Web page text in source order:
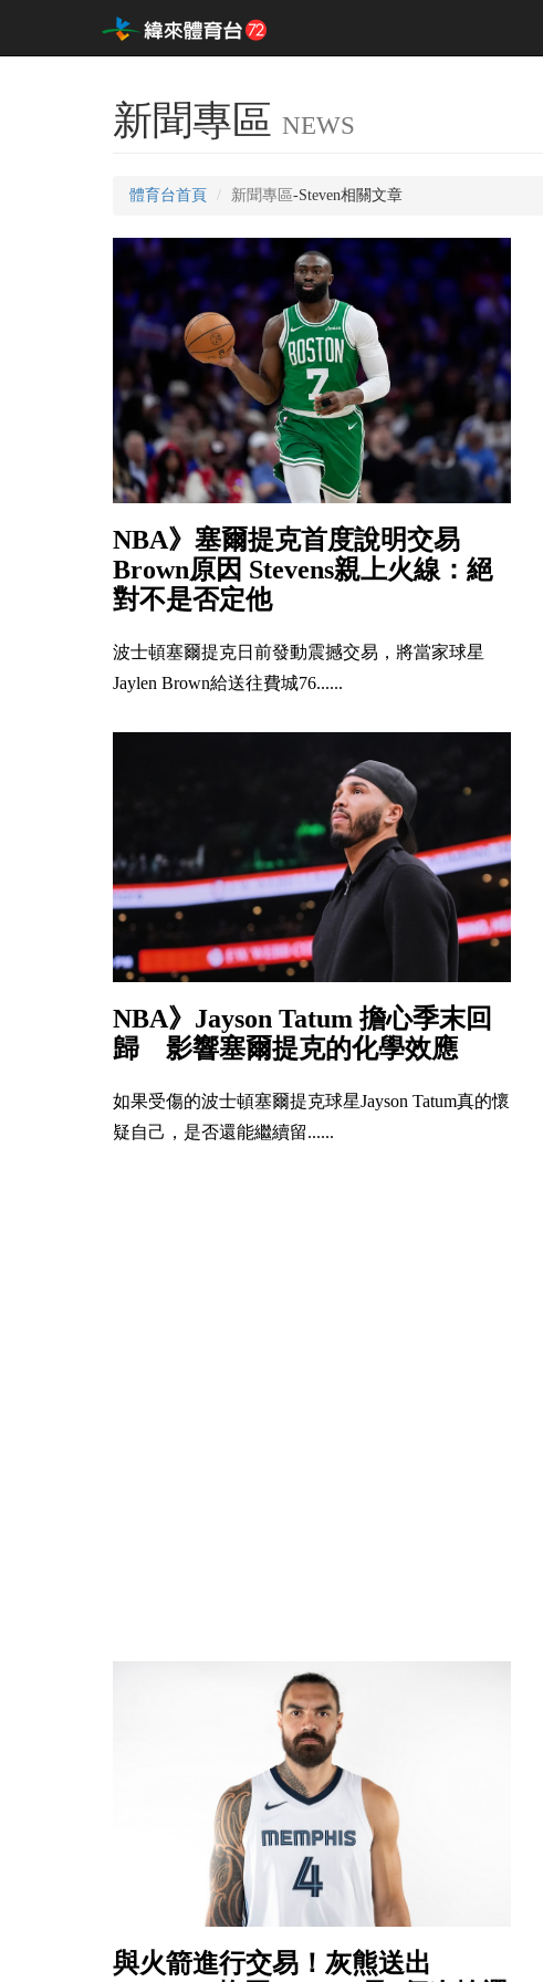
新聞專區 NEWS
體育台首頁 新聞專區-Steven相關文章
NBA》塞爾提克首度說明交易
Brown原因 Stevens親上火線：絕
對不是否定他
波士頓塞爾提克日前發動震撼交易，將當家球星
Jaylen Brown給送往費城76......
NBA》Jayson Tatum 擔心季末回
歸 影響塞爾提克的化學效應
如果受傷的波士頓塞爾提克球星Jayson Tatum真的懷
疑自己，是否還能繼續留......
與火箭進行交易！灰熊送出